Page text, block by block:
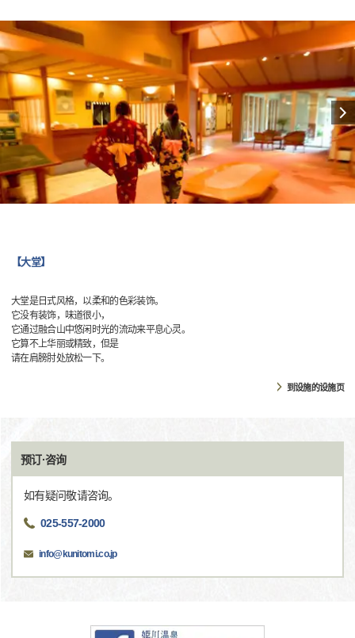
【大堂】
大堂是日式风格，以柔和的色彩装饰。
它没有装饰，味道很小，
它通过融合山中悠闲时光的流动来平息心灵。
它算不上华丽或精致，但是
请在肩膀肘处放松一下。
到设施的设施页
预订·咨询
如有疑问敬请咨询。
025-557-2000
info@kunitomi.co.jp